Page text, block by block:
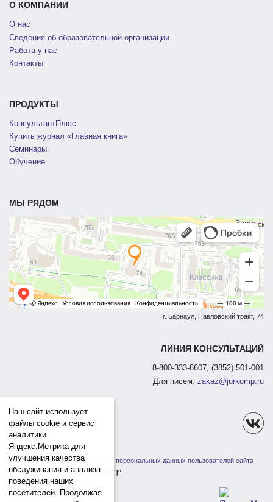
О КОМПАНИИ
О нас
Сведения об образовательной организации
Работа у нас
Контакты
ПРОДУКТЫ
КонсультантПлюс
Купить журнал «Главная книга»
Семинары
Обучение
МЫ РЯДОМ
г. Барнаул, Павловский тракт, 74
ЛИНИЯ КОНСУЛЬТАЦИЙ
8-800-333-8607, (3852) 501-001
Для писем: zakaz@jurkomp.ru
Политика защиты и обработки персональных данных пользователей сайта
1991-2026 ООО "ЮРКОМП"
Наш сайт использует
файлы cookie и сервис
аналитики
Яндекс.Метрика для
улучшения качества
обслуживания и анализа
поведения наших
посетителей. Продолжая